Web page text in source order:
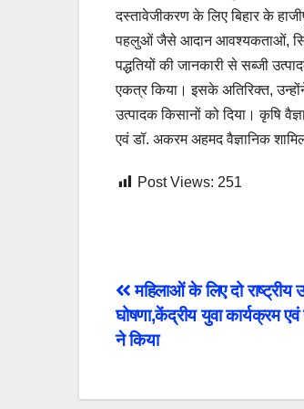
दस्तावेजीकरण के लिए बिहार के
पहलुओं जैसे आदान आवश्यकताओं,
पद्धतियों की जानकारी से सब्जी
एकत्र किया। इसके अतिरिक्त, उन्होंने
उत्पादक किसानों को दिया। कृषि
एवं डॉ. अकरम अहमद वैज्ञानिक
Post Views: 251
Post
navigation
महिलाओं के लिए दो राष्ट्रीय
घोषणा,केंद्रीय युवा कार्यक्रम
ने किया